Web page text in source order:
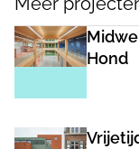
Hond